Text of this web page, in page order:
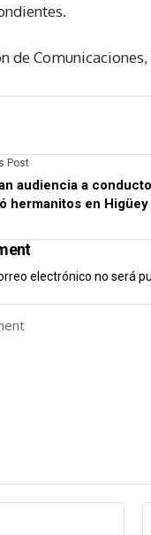
de Comunicaciones,
Post
audiencia a
hermanitos en Higüey
electrónico no será